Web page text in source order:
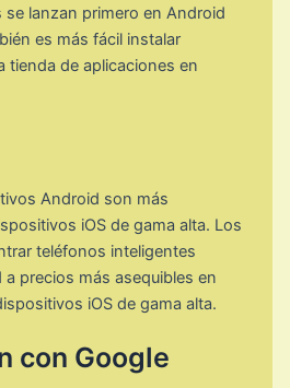
lanzan primero en Android
es más fácil instalar
tienda de aplicaciones en
Android son más
iOS de gama alta. Los
teléfonos inteligentes
precios más asequibles en
iOS de gama alta.
con Google